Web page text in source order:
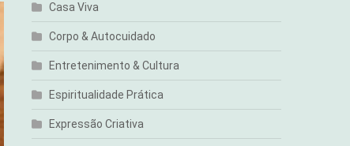
Casa Viva
Corpo & Autocuidado
Entretenimento & Cultura
Espiritualidade Prática
Expressão Criativa